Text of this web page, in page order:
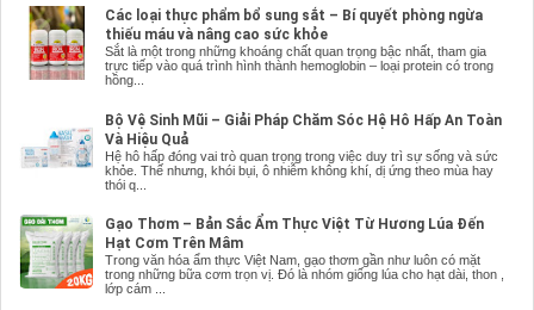
Các loại thực phẩm bổ sung sắt – Bí quyết phòng ngừa
thiếu máu và nâng cao sức khỏe
Sắt là một trong những khoáng chất quan trọng bậc nhất, tham gia
trực tiếp vào quá trình hình thành hemoglobin – loại protein có trong
hồng...
Bộ Vệ Sinh Mũi – Giải Pháp Chăm Sóc Hệ Hô Hấp An Toàn
Và Hiệu Quả
Hệ hô hấp đóng vai trò quan trọng trong việc duy trì sự sống và sức
khỏe. Thế nhưng, khói bụi, ô nhiễm không khí, dị ứng theo mùa hay
thói q...
Gạo Thơm – Bản Sắc Ẩm Thực Việt Từ Hương Lúa Đến
Hạt Cơm Trên Mâm
Trong văn hóa ẩm thực Việt Nam, gạo thơm gần như luôn có mặt
trong những bữa cơm trọn vị. Đó là nhóm giống lúa cho hạt dài, thon ,
lớp cám ...